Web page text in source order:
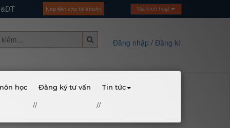
Nạp tiền vào tài khoản Mã kích hoạt
Đăng nhập / Đăng kí
học
//
Đăng ký tư vấn
//
Tin tức